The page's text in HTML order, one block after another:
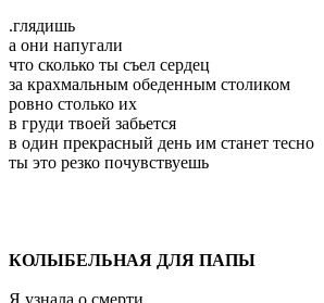
.глядишь
а они напугали
что сколько ты съел сердец
за крахмальным обеденным столиком
ровно столько их
в груди твоей забьется
в один прекрасный день им станет тесно
ты это резко почувствуешь
КОЛЫБЕЛЬНАЯ ДЛЯ ПАПЫ
Я узнала о смерти